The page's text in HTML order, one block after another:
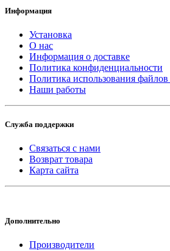
Информация
Установка
О нас
Информация о доставке
Политика конфиденциальности
Политика использования
Наши работы
Служба поддержки
Связаться с нами
Возврат товара
Карта сайта
Дополнительно
Производители